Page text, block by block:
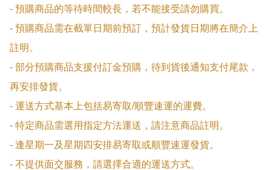
- 預購商品的等待時間較長，若不能接受請勿購買。
- 預購商品需在截單日期前預訂，預計發貨日期將在簡介上
註明。
- 部分預購商品支援付訂金預購，待到貨後通知支付尾款，
再安排發貨。
- 運送方式基本上包括易寄取/順豐速運的運費。
- 特定商品需選用指定方法運送，請注意商品註明。
- 逢星期一及星期四安排易寄取或順豐速運發貨。
- 不提供面交服務，請選擇合適的運送方式。